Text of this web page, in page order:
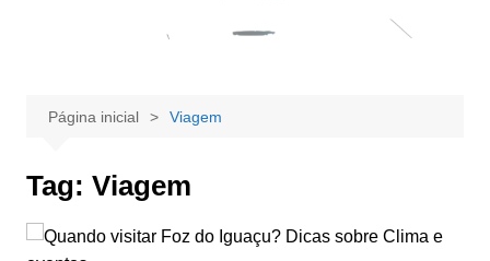
Página inicial Viagem
Tag: Viagem